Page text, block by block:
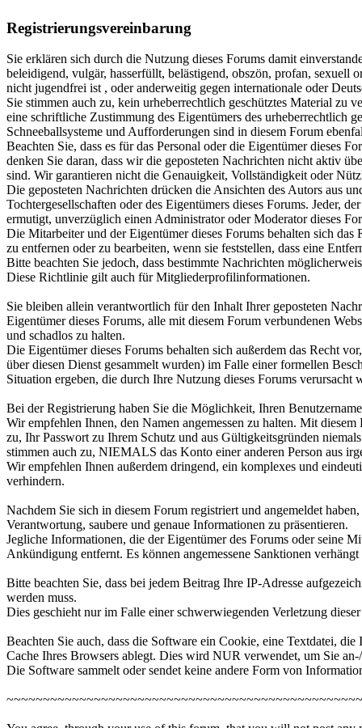
Registrierungsvereinbarung
Sie erklären sich durch die Nutzung dieses Forums damit
beleidigend, vulgär, hasserfüllt, belästigend, obszön, profan, sexuell
nicht jugendfrei ist , oder anderweitig gegen internationale oder
Sie stimmen auch zu, kein urheberrechtlich geschütztes Material zu
eine schriftliche Zustimmung des Eigentümers des urheberrechtlich
Schneeballsysteme und Aufforderungen sind in diesem Forum
Beachten Sie, dass es für das Personal oder die Eigentümer dieses
denken Sie daran, dass wir die geposteten Nachrichten nicht aktiv
sind. Wir garantieren nicht die Genauigkeit, Vollständigkeit oder
Die geposteten Nachrichten drücken die Ansichten des Autors aus
Tochtergesellschaften oder des Eigentümers dieses Forums. Jeder,
ermutigt, unverzüglich einen Administrator oder Moderator dieses
Die Mitarbeiter und der Eigentümer dieses Forums behalten sich
zu entfernen oder zu bearbeiten, wenn sie feststellen, dass eine
Bitte beachten Sie jedoch, dass bestimmte Nachrichten
Diese Richtlinie gilt auch für Mitgliederprofilinformationen.
Sie bleiben allein verantwortlich für den Inhalt Ihrer geposteten
Eigentümer dieses Forums, alle mit diesem Forum verbundenen
und schadlos zu halten.
Die Eigentümer dieses Forums behalten sich außerdem das Recht
über diesen Dienst gesammelt wurden) im Falle einer formellen
Situation ergeben, die durch Ihre Nutzung dieses Forums verursacht
Bei der Registrierung haben Sie die Möglichkeit, Ihren
Wir empfehlen Ihnen, den Namen angemessen zu halten. Mit
zu, Ihr Passwort zu Ihrem Schutz und aus Gültigkeitsgründen
stimmen auch zu, NIEMALS das Konto einer anderen Person aus
Wir empfehlen Ihnen außerdem dringend, ein komplexes und
verhindern.
Nachdem Sie sich in diesem Forum registriert und angemeldet
Verantwortung, saubere und genaue Informationen zu präsentieren.
Jegliche Informationen, die der Eigentümer des Forums oder seine
Ankündigung entfernt. Es können angemessene Sanktionen
Bitte beachten Sie, dass bei jedem Beitrag Ihre IP-Adresse
werden muss.
Dies geschieht nur im Falle einer schwerwiegenden Verletzung
Beachten Sie auch, dass die Software ein Cookie, eine Textdatei,
Cache Ihres Browsers ablegt. Dies wird NUR verwendet, um Sie
Die Software sammelt oder sendet keine andere Form von